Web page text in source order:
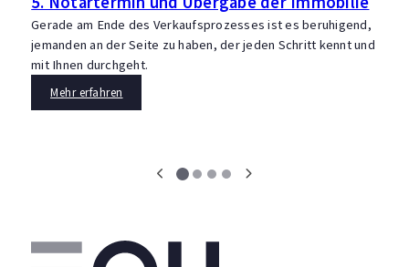
Gerade am Ende des Verkaufsprozesses ist es beruhigend,
jemanden an der Seite zu haben, der jeden Schritt kennt und
mit Ihnen durchgeht.
Mehr erfahren